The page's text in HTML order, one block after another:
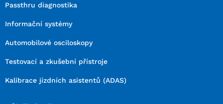
Passthru diagnostika
Informační systémy
Automobilové osciloskopy
Testovací a zkušební přístroje
Kalibrace jízdních asistentů (ADAS)